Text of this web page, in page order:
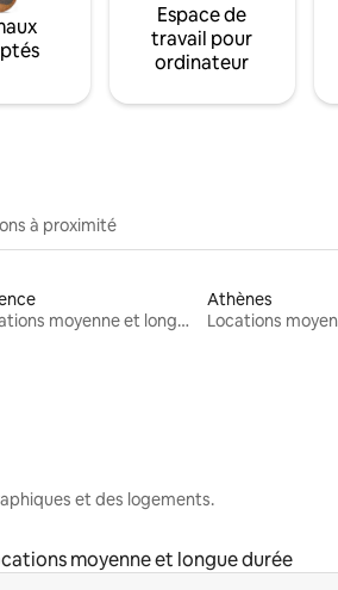
Espace de
travail pour
ordinateur
à proximité
Locations moyenne et longue durée
Athènes
et des logements.
moyenne et longue durée